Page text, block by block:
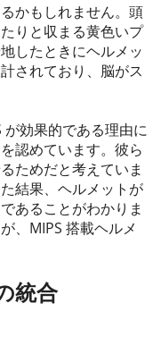
かもしれません。頭
りと収まる黄色いプ
したときにヘルメッ
されており、脳がス
効果的である理由に
認めています。彼ら
ためだと考えていま
結果、ヘルメットが
あることがわかりま
、MIPS 搭載ヘルメ
統合